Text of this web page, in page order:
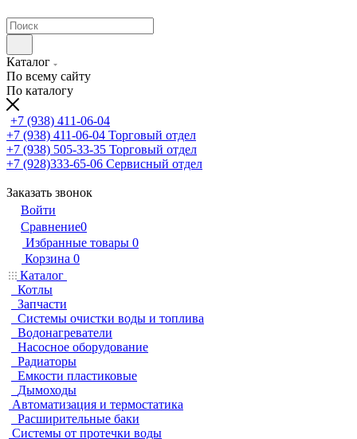
Каталог
По всему сайту
По каталогу
+7 (938) 411-06-04
+7 (938) 411-06-04 Торговый отдел
+7 (938) 505-33-35 Торговый отдел
+7 (928)333-65-06 Сервисный отдел
Заказать звонок
Войти
Сравнение0
Избранные товары 0
Корзина 0
Каталог
Котлы
Запчасти
Системы очистки воды и топлива
Водонагреватели
Насосное оборудование
Радиаторы
Емкости пластиковые
Дымоходы
Автоматизация и термостатика
Расширительные баки
Системы от протечки воды